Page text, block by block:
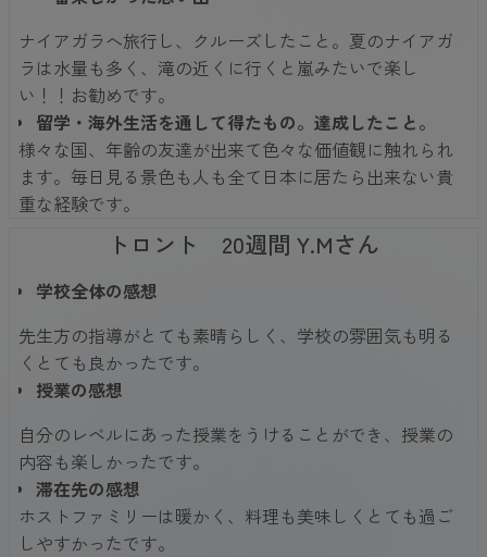
ナイアガラへ旅行し、クルーズしたこと。夏のナイアガ
ラは水量も多く、滝の近くに行くと嵐みたいで楽し
い！！お勧めです。
留学・海外生活を通して得たもの。達成したこと。
様々な国、年齢の友達が出来て色々な価値観に触れられ
ます。毎日見る景色も人も全て日本に居たら出来ない貴
重な経験です。
トロント 20週間 Y.Mさん
学校全体の感想
先生方の指導がとても素晴らしく、学校の雰囲気も明る
くとても良かったです。
授業の感想
自分のレベルにあった授業をうけることができ、授業の
内容も楽しかったです。
滞在先の感想
ホストファミリーは暖かく、料理も美味しくとても過ご
しやすかったです。